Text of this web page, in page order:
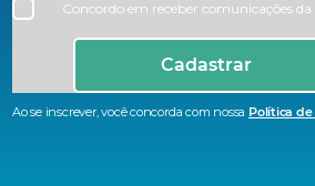
Concordo em receber comunicações da
Cadastrar
Ao se inscrever, você concorda com nossa Política